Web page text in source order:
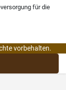
für die
vorbehalten.